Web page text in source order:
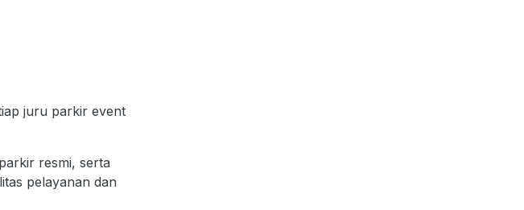
juru parkir event
resmi, serta
pelayanan dan